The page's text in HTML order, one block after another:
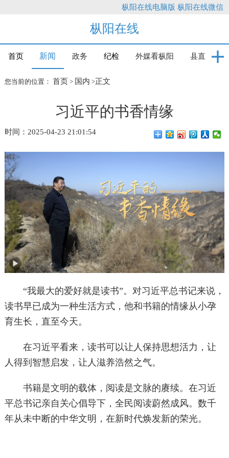
枞阳在线电脑版 枞阳在线微信
枞阳在线
首页 新闻 政务 纪检 外媒看枞阳 县直
您当前的位置： 首页 > 国内 >正文
习近平的书香情缘
时间：2025-04-23 21:01:54
“我最大的爱好就是读书”。对习近平总书记来说，
读书早已成为一种生活方式，他和书籍的情缘从小孕
育生长，直至今天。
在习近平看来，读书可以让人保持思想活力，让
人得到智慧启发，让人滋养浩然之气。
书籍是文明的载体，阅读是文脉的赓续。在习近
平总书记亲自关心倡导下，全民阅读蔚然成风。数千
年从未中断的中华文明，在新时代焕发新的荣光。